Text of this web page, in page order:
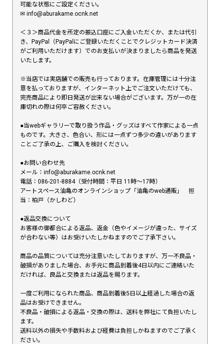
可能な状態にご設定ください。
✉︎ info@aburakame.ocnk.net
＜３＞商品代金を所定の振込口座にご入金いただくか、または代引
き、PayPal（PayPalにご登録いただくことでクレジットカード決済
がご利用いただけます）でのお支払いが決まりましたら商品を発送
いたします。
※当店では実店舗での販売も行っております。在庫管理には十分注
意を払っておりますが、インターネット上でご注文いただけても、
完売商品により即日発送が出来ない場合がございます。万が一の在
庫切れの際は何卒ご容赦ください。
●当webギャラリーで取り扱う作品・グッズはすべて作家による一点
ものです。大きさ、色合い、形には一点ずつ多少の違いがあります
ことご了承の上、ご購入を検討ください。
●お問い合わせ先
メール：info@aburakame.ocnk.net
電話：086-201-8884（受付時間：平日 11時〜17時）
アートスペース油亀のオンラインショップ「油亀のweb通販」 担
当：柏戸（かしわど）
●返品交換について
お客様の御都合による返品、返金（色やイメージが違った、サイズ
が合わない等）はお受けいたしかねますのでご了承下さい。
商品の品質については充分注意いたしておりますが、万一不良品・
破損がありました場合、お手元に商品到着後4日以内にご連絡いた
だければ、良品と交換または返品を賜ります。
一度ご利用になられた商品、商品到着後5日以上経過した場合の返
品はお受けできません。
不良品・破損による返品・交換の際は、送料を弊社にて負担いたし
ます。
送料以外の損失や手数料および経費は負担しかねますのでご了承く
ださい。